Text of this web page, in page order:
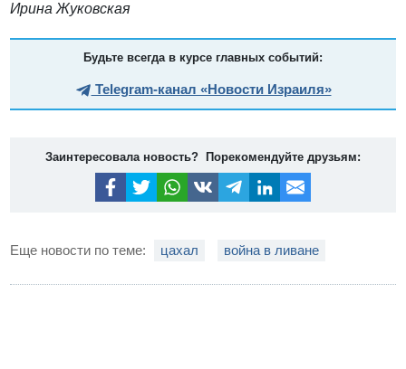
Ирина Жуковская
Будьте всегда в курсе главных событий:
Telegram-канал «Новости Израиля»
Заинтересовала новость? Порекомендуйте друзьям:
Еще новости по теме: цахал война в ливане